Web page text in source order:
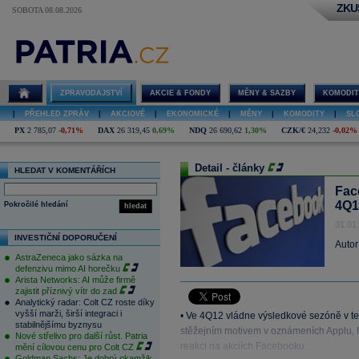
SOBOTA 08.08.2026
ZPRAVODAJSTVÍ AKCIE & FONDY MĚNY & SAZBY
PŘEHLED ZPRÁV AKCIOVÉ EKONOMICKÉ MĚNY KOMODITY
PX 2 785,07 -0,71% DAX 26 319,45 0,69% NDQ 26 690,62 1,30% CZK/€ 24,232 -0,02%
HLEDAT V KOMENTÁŘÍCH
hledat
Pokročilé hledání
INVESTIČNÍ DOPORUČENÍ
AstraZeneca jako sázka na
defenzivu mimo AI horečku
Arista Networks: AI může firmě
zajistit příznivý vítr do zad
Analytický radar: Colt CZ roste díky
vyšší marži, širší integraci i
stabilnějšímu byznysu
Nové střelivo pro další růst. Patria
mění cílovou cenu pro Colt CZ
Detail - články
• Ve 4Q12 vládne výsledkové sezóně v
stěžejním motivem v oznámeních
reakci na akciích Facebooku.